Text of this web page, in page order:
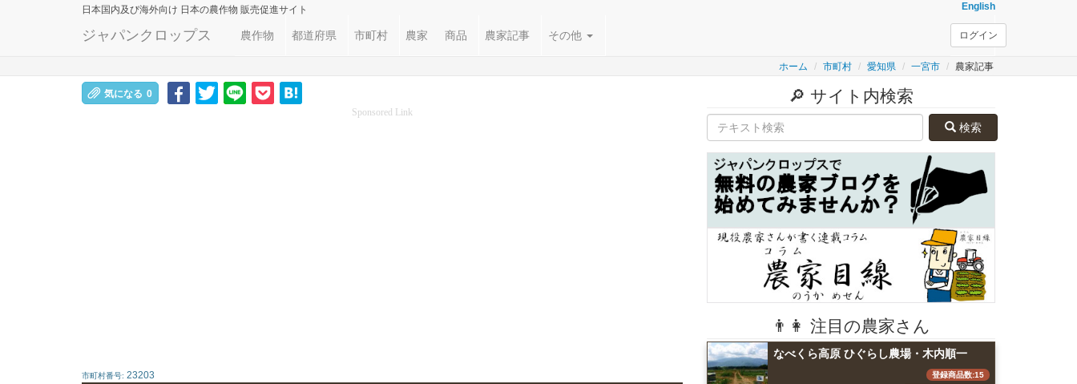
日本国内及び海外向け 日本の農作物 販売促進サイト English
ジャパンクロップス 農作物 都道府県 市町村 農家 商品 農家記事 その他 ログイン
ホーム 市町村 愛知県 一宮市 農家記事
気になる 0
Sponsored Link
市町村番号: 23203
🔎 サイト内検索
検索
👨👩 注目の農家さん
なべくら高原 ひぐらし農場・木内順一
登録商品数:15